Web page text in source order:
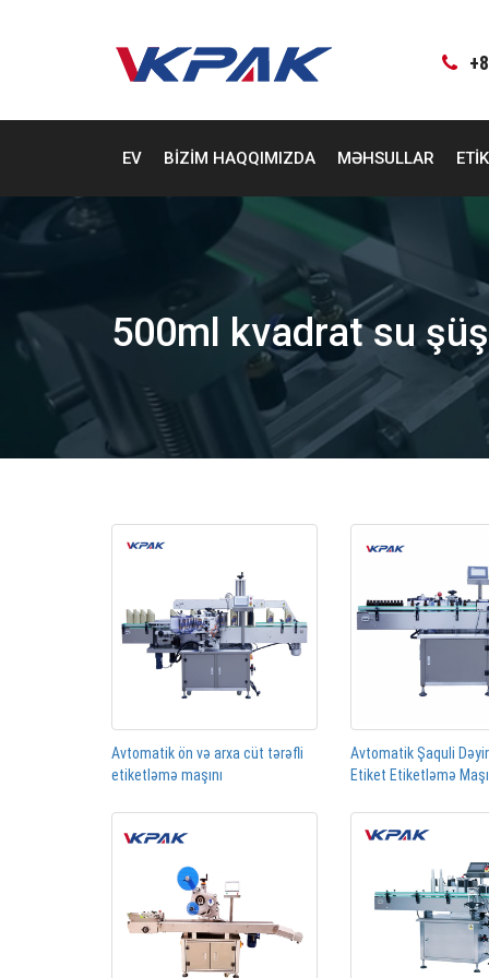
EV BIZIM HAQQIMIZDA MƏHSULLAR
500ml kvadrat su
Avtomatik ön və arxa cüt tərəfli
etiketləmə maşını
Avtomatik Şaquli
Etiket Etiketləmə